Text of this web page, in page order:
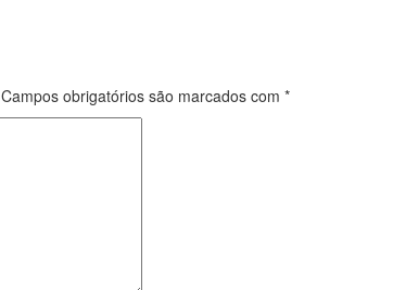
Campos obrigatórios são marcados com *